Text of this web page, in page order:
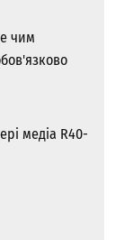
чим
медіа R40-